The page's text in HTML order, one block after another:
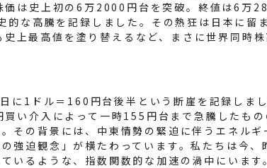
価は史上初の6万2000円台を突破。終値は6万
な高騰を記録しました。その熱狂は日本に留
上最高値を塗り替えるなど、まさに世界同時株
に1ドル＝160円台後半という断崖を記録しま
い介入によって一時155円台まで急騰したも
その背景には、中東情勢の緊迫に伴うエネルギ
強迫観念」が横たわっています。私たちは今、
いるような、指数関数的な加速の渦中にいます